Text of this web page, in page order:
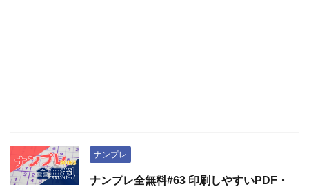
ナンプレ
ナンプレ全無料#63 印刷しやすいPDF・